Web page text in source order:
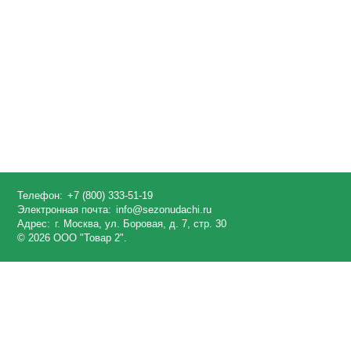
Телефон: +7 (800) 333-51-19
Электронная почта: info@sezonudachi.ru
Адрес: г. Москва, ул. Боровая, д. 7, стр. 30
© 2026 ООО "Товар 2".